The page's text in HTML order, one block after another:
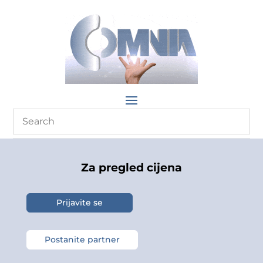
Za pregled cijena
Prijavite se
Postanite partner